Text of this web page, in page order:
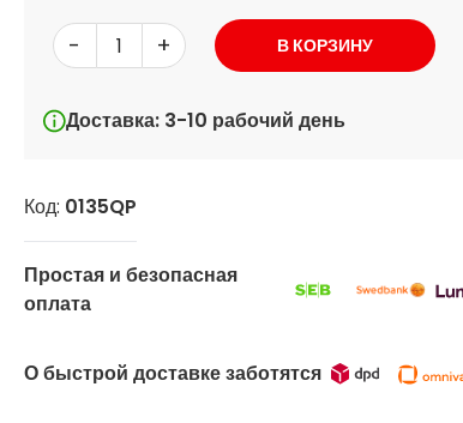
- +
Доставка: 3-10 рабочий день
В КОРЗИНУ
Код: 0135QP
Простая и безопасная
оплата
О быстрой доставке заботятся